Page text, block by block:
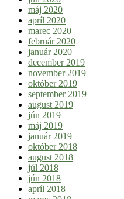
máj 2020
apríl 2020
marec 2020
február 2020
január 2020
december 2019
november 2019
október 2019
september 2019
august 2019
jún 2019
máj 2019
január 2019
október 2018
august 2018
júl 2018
jún 2018
apríl 2018